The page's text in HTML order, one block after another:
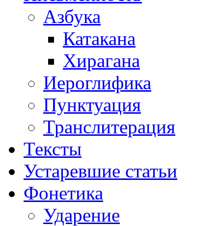
Азбука
Катакана
Хирагана
Иероглифика
Пунктуация
Транслитерация
Тексты
Устаревшие статьи
Фонетика
Ударение